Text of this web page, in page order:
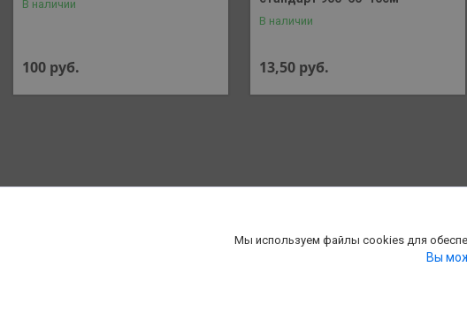
В наличии
100 руб.
В наличии
13,50 руб.
Мы используем файлы cookies для
Вы